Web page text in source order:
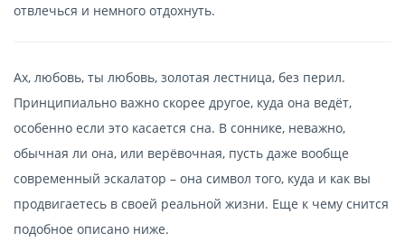
отвлечься и немного отдохнуть.
Ах, любовь, ты любовь, золотая лестница, без перил.
Принципиально важно скорее другое, куда она ведёт,
особенно если это касается сна. В соннике, неважно,
обычная ли она, или верёвочная, пусть даже вообще
современный эскалатор – она символ того, куда и как вы
продвигаетесь в своей реальной жизни. Еще к чему снится
подобное описано ниже.